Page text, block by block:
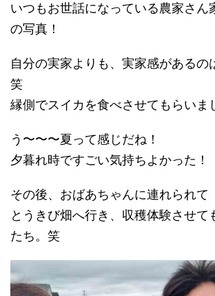
いつもお世話になっている農家さん
の写真！
自分の実家よりも、実家感があるの
笑
縁側でスイカを食べさせてもらいま
う〜〜〜夏って感じだね！
夕暮れ時ですごい気持ちよかった！
その後、おばあちゃんに連れられて
とうきび畑へ行き、収穫体験させて
たち。笑